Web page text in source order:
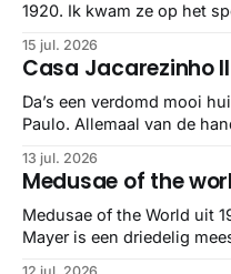
1920. Ik kwam ze op het
gebundeld in een: boek ✨
stuk netter getrokken,
minstens
15 jul. 2026
Casa Jacarezinho II
Da’s een verdomd mooi
Paulo. Allemaal van de
13 jul. 2026
Medusae of the
Medusae of the World uit
Mayer is een driedelig